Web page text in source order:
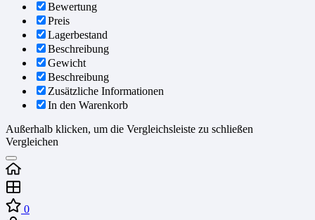
Bewertung
Preis
Lagerbestand
Beschreibung
Gewicht
Beschreibung
Zusätzliche Informationen
In den Warenkorb
Außerhalb klicken, um die Vergleichsleiste zu schließen
Vergleichen
0